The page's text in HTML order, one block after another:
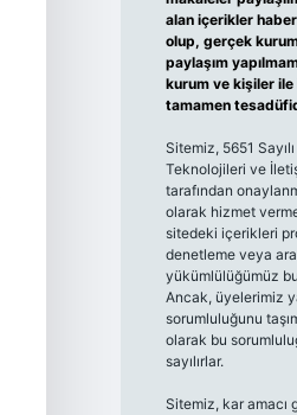
alan içerikler
olup, gerçek
paylaşım
kurum ve kişiler
tamamen
Sitemiz, 5651
Teknolojileri ve
tarafından
olarak hizmet
sitedeki içerikleri
denetleme veya
yükümlülüğümüz
Ancak, üyelerimiz
sorumluluğunu
olarak bu
sayılırlar.
Sitemiz, kar amacı